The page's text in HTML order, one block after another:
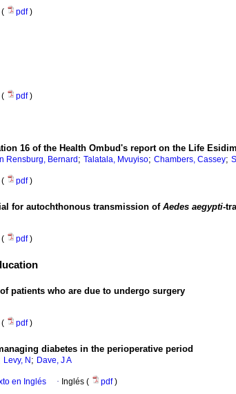
( pdf)
( pdf)
16 of the Health Ombud's report on the Life
Rensburg, Bernard ; Talatala, Mvuyiso; Chambers, Cassey;
( pdf)
for autochthonous transmission of Aedes aegypti-
( pdf)
patients who are due to undergo surgery
( pdf)
diabetes in the perioperative period
Levy, N ; Dave, J A
en Inglés · Inglés ( pdf)